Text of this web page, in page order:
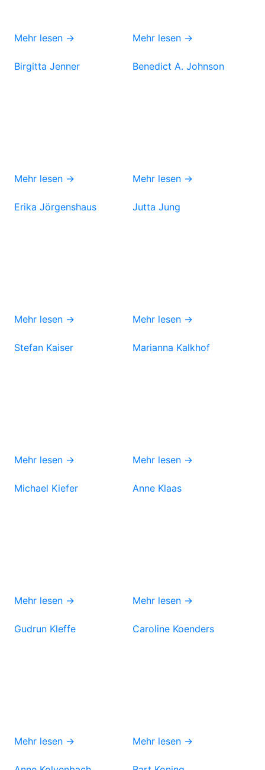
Mehr lesen → Mehr lesen →
Birgitta Jenner
Mehr lesen →
Benedict A. Johnson
Mehr lesen →
Erika Jörgenshaus
Mehr lesen →
Jutta Jung
Mehr lesen →
Stefan Kaiser
Mehr lesen →
Marianna Kalkhof
Mehr lesen →
Michael Kiefer
Mehr lesen →
Anne Klaas
Mehr lesen →
Gudrun Kleffe
Mehr lesen →
Caroline Koenders
Mehr lesen →